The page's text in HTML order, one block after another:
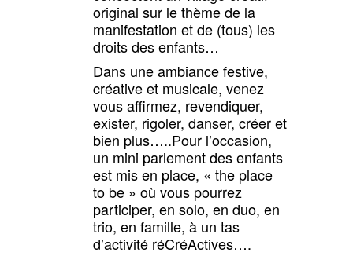
original sur le thème de la
manifestation et de (tous) les
droits des enfants…
Dans une ambiance festive,
créative et musicale, venez
vous affirmez, revendiquer,
exister, rigoler, danser, créer et
bien plus…..Pour l’occasion,
un mini parlement des enfants
est mis en place, « the place
to be» où vous pourrez
participer, en solo, en duo, en
trio, en famille, à un tas
d’activité réCréActives….